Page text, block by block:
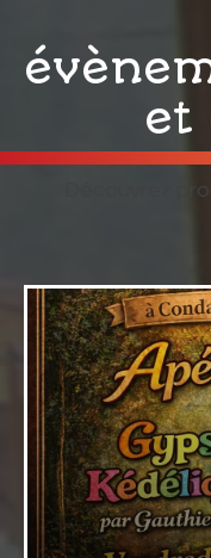
et
Découvrez